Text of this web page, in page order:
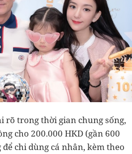
rõ trong thời gian chung sống,
cho 200.000 HKD (gần 600
chi dùng cá nhân, kèm theo